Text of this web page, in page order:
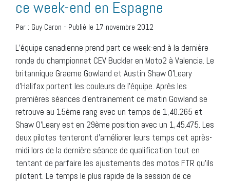
ce week-end en Espagne
Par : Guy Caron - Publié le 17 novembre 2012
L’équipe canadienne prend part ce week-end à la dernière
ronde du championnat CEV Buckler en Moto2 à Valencia. Le
britannique Graeme Gowland et Austin Shaw O’Leary
d’Halifax portent les couleurs de l’équipe. Après les
premières séances d’entrainement ce matin Gowland se
retrouve au 15ème rang avec un temps de 1,40.265 et
Shaw O’Leary est en 29ème position avec un 1,45.475. Les
deux pilotes tenteront d’améliorer leurs temps cet après-
midi lors de la dernière séance de qualification tout en
tentant de parfaire les ajustements des motos FTR qu’ils
pilotent. Le temps le plus rapide de la session de ce